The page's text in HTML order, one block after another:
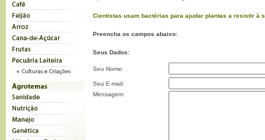
Cientistas usam bactérias para ajudar plantas a resistir à
Preencha os campos abaixo:
Seus Dados:
Seu Nome:
Seu E-mail:
Mensagem: